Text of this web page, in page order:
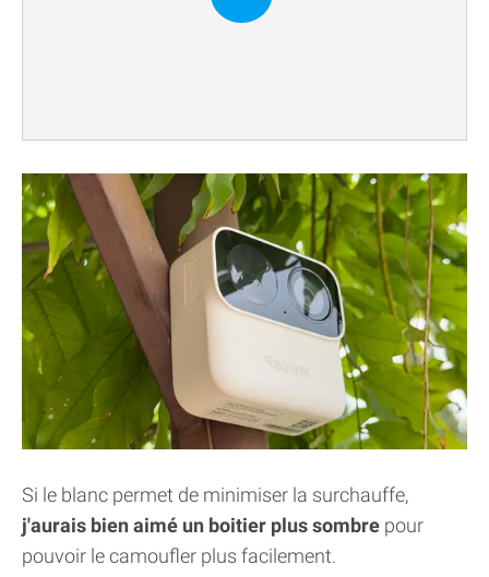
Si le blanc permet de minimiser la surchauffe,
j'aurais bien aimé un boitier plus sombre pour
pouvoir le camoufler plus facilement.